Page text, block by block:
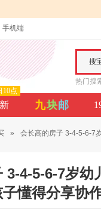
手机端
搜
热门搜
10点
九块邮
» 会长高的房子 3-4-5-6-7
3-4-5-6-7岁
懂得分享协